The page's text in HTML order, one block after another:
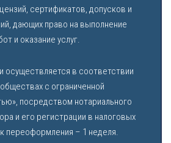
сертификатов, допусков и
дающих право на выполнение
и оказание услуг.
осуществляется в соответствии
с ограниченной
посредством нотариального
и его регистрации в налоговых
переоформления – 1 неделя.